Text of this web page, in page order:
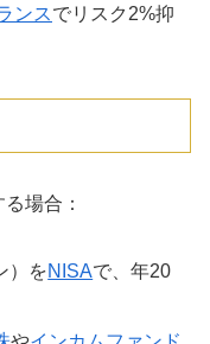
ンスでリスク2%抑
場合：
）をNISAで、年20